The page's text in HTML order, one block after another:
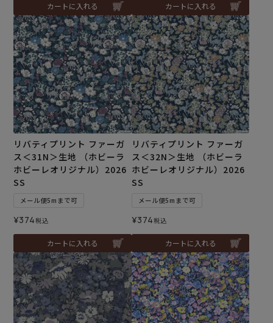
カートに入れる カートに入れる
リバティプリント ファーガ
ス＜31N＞生地 （ホビーラ
ホビーレオリジナル）2026
SS
メール便5mまで可
¥374税込
カートに入れる
リバティプリント ファーガ
ス＜32N＞生地 （ホビーラ
ホビーレオリジナル）2026
SS
メール便5mまで可
¥374税込
カートに入れる